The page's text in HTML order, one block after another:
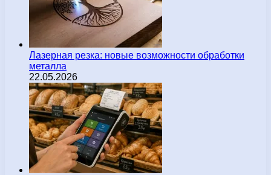
Лазерная резка: новые возможности обработки
металла
22.05.2026